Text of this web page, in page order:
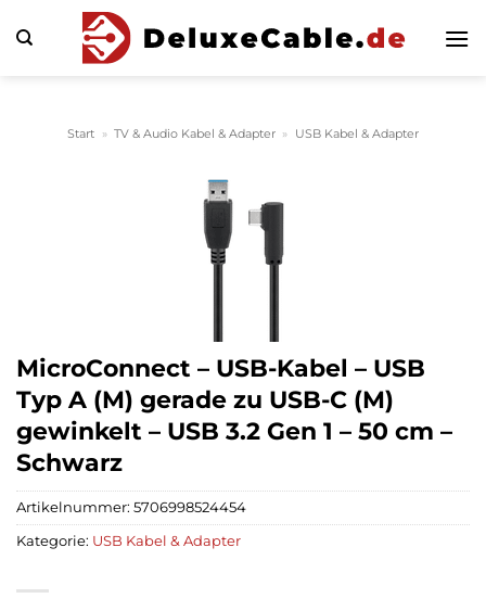
Inhalt
Start » TV & Audio Kabel & Adapter » USB Kabel & Adapter
MicroConnect – USB-Kabel – USB
Typ A (M) gerade zu USB-C (M)
gewinkelt – USB 3.2 Gen 1 – 50 cm –
Schwarz
Artikelnummer: 5706998524454
Kategorie: USB Kabel & Adapter